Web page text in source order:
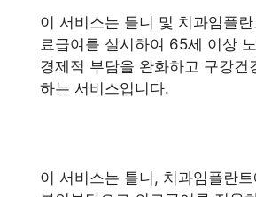
이 서비스는 틀니 및 치과임플
료급여를 실시하여 65세 이상
경제적 부담을 완화하고 구강건
하는 서비스입니다.
이 서비스는 틀니, 치과임플란